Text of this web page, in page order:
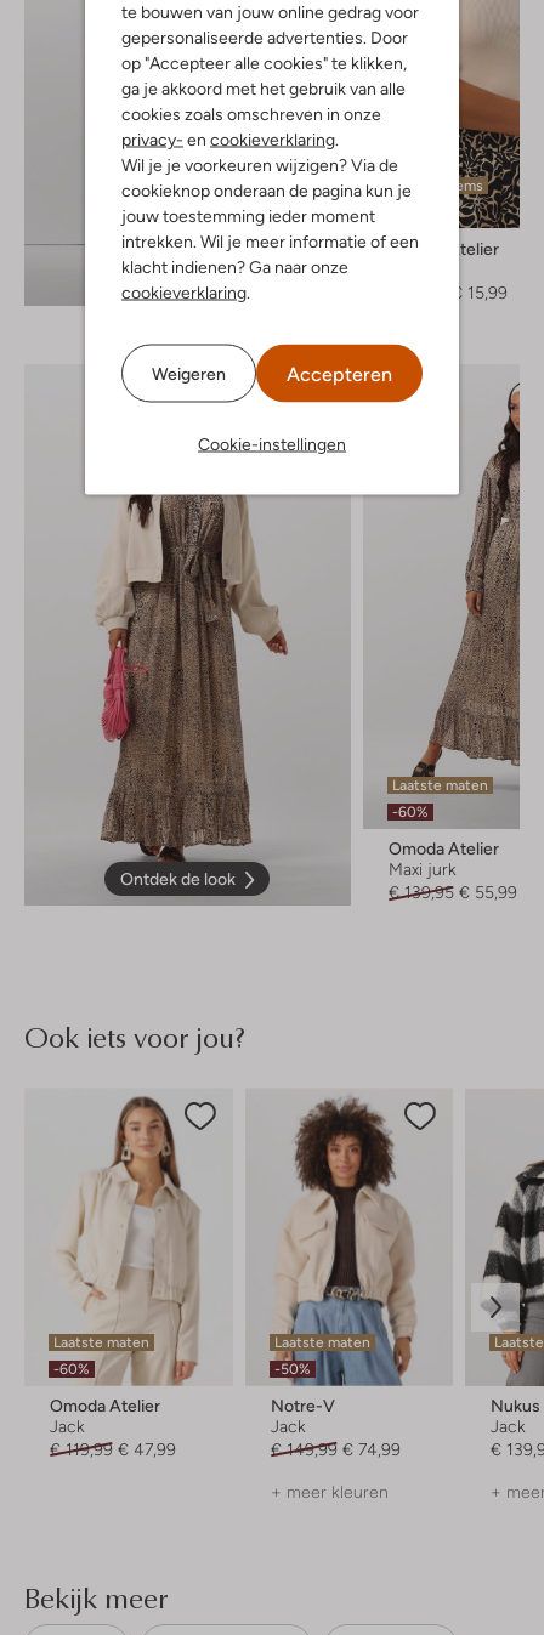
te bouwen van jouw online gedrag voor
gepersonaliseerde advertenties. Door
op "Accepteer alle cookies" te klikken,
ga je akkoord met het gebruik van alle
cookies zoals omschreven in onze
privacy- en cookieverklaring.
Wil je je voorkeuren wijzigen? Via de
cookieknop onderaan de pagina kun je
jouw toestemming ieder moment
intrekken. Wil je meer informatie of een
klacht indienen? Ga naar onze
cookieverklaring.
Weigeren Accepteren
Cookie-instellingen
Ontdek de look
Laatste items
Omoda Atelier
€ 15,99
Ontdek de look
Laatste maten
-60%
Omoda Atelier
Maxi jurk
€ 139,95 € 55,99
Ook iets voor jou?
Laatste maten
-60%
Omoda Atelier
Jack
€ 119,99 € 47,99
Laatste maten
-50%
Notre-V
Jack
€ 149,99 € 74,99
+ meer kleuren
Nukus
Jack
€
+
Bekijk meer